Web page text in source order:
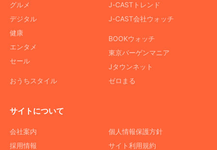
グルメ
デジタル
健康
エンタメ
セール
おうちスタイル
J-CASTトレンド
J-CAST会社ウォッチ
BOOKウォッチ
東京バーゲンマニア
Jタウンネット
ゼロまる
サイトについて
会社案内
採用情報
個人情報保護方針
サイト利用規約